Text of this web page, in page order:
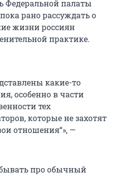
Федеральной палаты
рано рассуждать о
жизни россиян
практике.
какие-то
особенно в части
тех
которые не захотят
отношения“», —
про обычный